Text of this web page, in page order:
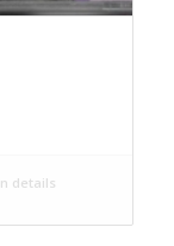
details